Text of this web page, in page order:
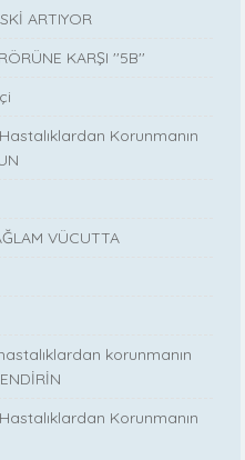
ARTIYOR
KARŞI ''5B''
Korunmanın
VÜCUTTA
korunmanın
Korunmanın